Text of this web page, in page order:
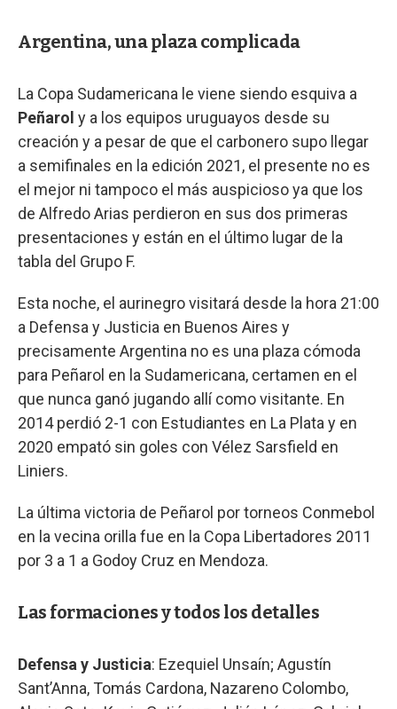
Argentina, una plaza complicada
La Copa Sudamericana le viene siendo esquiva a
Peñarol y a los equipos uruguayos desde su
creación y a pesar de que el carbonero supo llegar
a semifinales en la edición 2021, el presente no es
el mejor ni tampoco el más auspicioso ya que los
de Alfredo Arias perdieron en sus dos primeras
presentaciones y están en el último lugar de la
tabla del Grupo F.
Esta noche, el aurinegro visitará desde la hora 21:00
a Defensa y Justicia en Buenos Aires y
precisamente Argentina no es una plaza cómoda
para Peñarol en la Sudamericana, certamen en el
que nunca ganó jugando allí como visitante. En
2014 perdió 2-1 con Estudiantes en La Plata y en
2020 empató sin goles con Vélez Sarsfield en
Liniers.
La última victoria de Peñarol por torneos Conmebol
en la vecina orilla fue en la Copa Libertadores 2011
por 3 a 1 a Godoy Cruz en Mendoza.
Las formaciones y todos los detalles
Defensa y Justicia: Ezequiel Unsaín; Agustín
Sant’Anna, Tomás Cardona, Nazareno Colombo,